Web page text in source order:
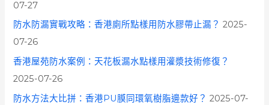
07-27
防水防漏實戰攻略：香港廁所點樣用防水膠帶止漏？ 2025-
07-26
香港屋苑防水案例：天花板漏水點樣用灌漿技術修復？
2025-07-26
防水方法大比拼：香港PU膜同環氧樹脂邊款好？ 2025-07-